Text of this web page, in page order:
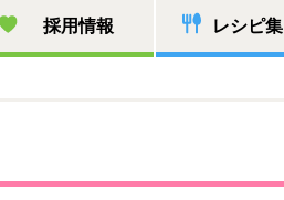
採用情報 レシピ集